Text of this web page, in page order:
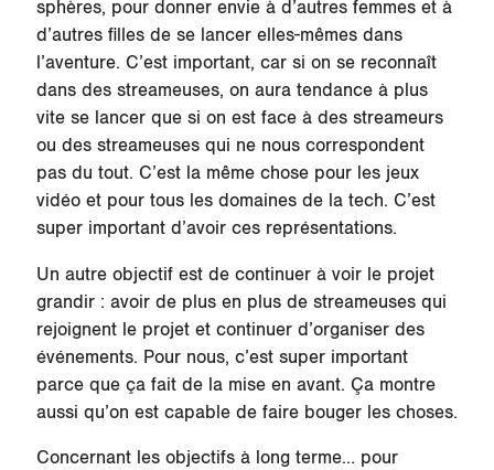
sphères, pour donner envie à d’autres femmes et à
d’autres filles de se lancer elles-mêmes dans
l’aventure. C’est important, car si on se reconnaît
dans des streameuses, on aura tendance à plus
vite se lancer que si on est face à des streameurs
ou des streameuses qui ne nous correspondent
pas du tout. C’est la même chose pour les jeux
vidéo et pour tous les domaines de la tech. C’est
super important d’avoir ces représentations.
Un autre objectif est de continuer à voir le projet
grandir : avoir de plus en plus de streameuses qui
rejoignent le projet et continuer d’organiser des
événements. Pour nous, c’est super important
parce que ça fait de la mise en avant. Ça montre
aussi qu’on est capable de faire bouger les choses.
Concernant les objectifs à long terme… pour